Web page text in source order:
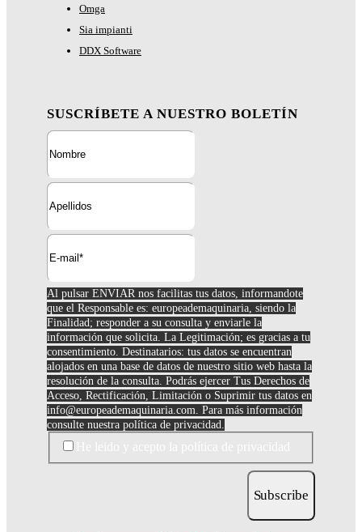
Omga
Sia impianti
DDX Software
SUSCRÍBETE A NUESTRO BOLETÍN
Al pulsar ENVIAR nos facilitas tus datos, informandote
que el Responsable es: europeademaquinaria, siendo la
Finalidad; responder a su consulta y enviarle la
información que solicita. La Legitimación; es gracias a tu
consentimiento. Destinatarios: tus datos se encuentran
alojados en una base de datos de nuestro sitio web hasta la
resolución de la consulta. Podrás ejercer Tus Derechos de
Acceso, Rectificación, Limitación o Suprimir tus datos en
info@europeademaquinaria.com. Para más información
consulte nuestra política de privacidad.
Subscribe